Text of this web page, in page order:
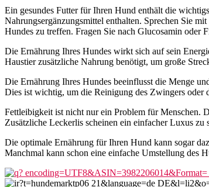
Ein gesundes Futter für Ihren Hund enthält die
Nahrungsergänzungsmittel enthalten. Sprechen Sie
Hundes zu treffen. Fragen Sie nach Glucosamin
Die Ernährung Ihres Hundes wirkt sich auf sein
Haustier zusätzliche Nahrung benötigt, um große
Die Ernährung Ihres Hundes beeinflusst die Menge
Dies ist wichtig, um die Reinigung des Zwingers oder
Fettleibigkeit ist nicht nur ein Problem für Menschen.
Zusätzliche Leckerlis scheinen ein einfacher Luxus zu
Die optimale Ernährung für Ihren Hund kann sogar
Manchmal kann schon eine einfache Umstellung des